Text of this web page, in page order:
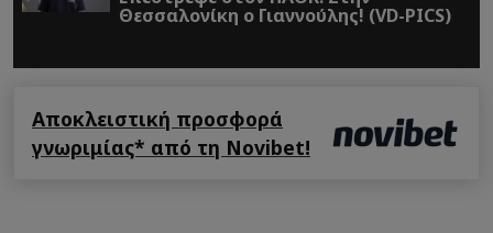
Θεσσαλονίκη ο Γιαννούλης! (VD-PICS)
Αποκλειστική προσφορά
γνωριμίας* από τη Novibet!